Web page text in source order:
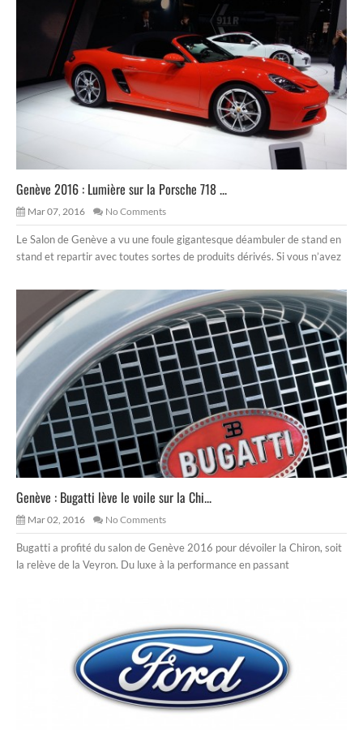
Genève 2016 : Lumière sur la Porsche 718 ...
Mar 07, 2016 No Comments
Le Salon de Genève a vu une foule gigantesque déambuler de stand en
stand et repartir avec toutes sortes de produits dérivés. Si vous n’avez
Genève : Bugatti lève le voile sur la Chi...
Mar 02, 2016 No Comments
Bugatti a profité du salon de Genève 2016 pour dévoiler la Chiron, soit
la relève de la Veyron. Du luxe à la performance en passant